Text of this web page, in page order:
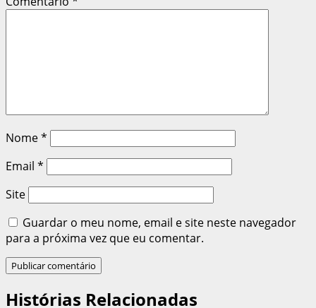
Nome*
Email *
Site
Guardar o meu nome, email e site neste navegador
para a próxima vez que eu comentar.
Histórias Relacionadas